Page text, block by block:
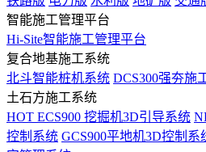
智能施工管理平台
Hi-Site智能施工管理平台
复合地基施工系统
北斗智能桩机系统 DCS300强夯施
土石方施工系统
HOT ECS900 挖掘机3D引导系统
控制系统 GCS900平地机3D控制系